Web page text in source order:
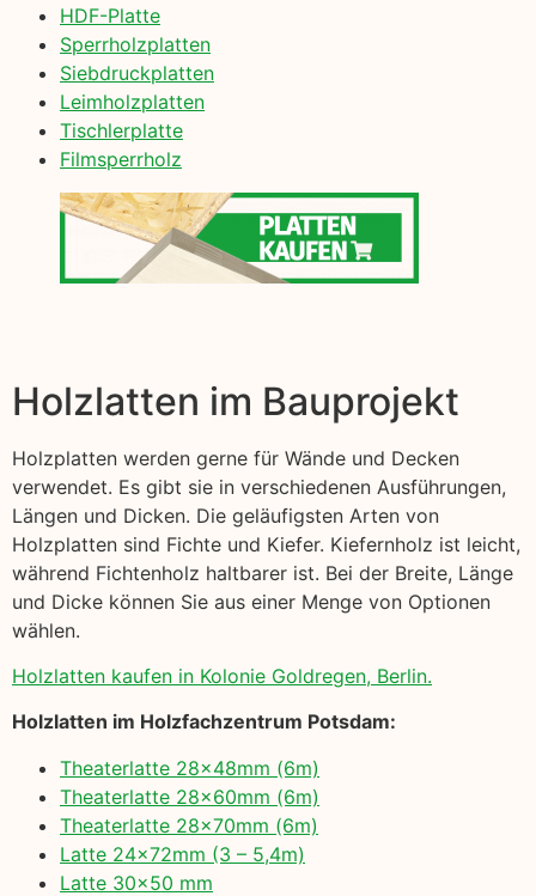
HDF-Platte
Sperrholzplatten
Siebdruckplatten
Leimholzplatten
Tischlerplatte
Filmsperrholz
Holzlatten im Bauprojekt
Holzplatten werden gerne für Wände und Decken
verwendet. Es gibt sie in verschiedenen Ausführungen,
Längen und Dicken. Die geläufigsten Arten von
Holzplatten sind Fichte und Kiefer. Kiefernholz ist leicht,
während Fichtenholz haltbarer ist. Bei der Breite, Länge
und Dicke können Sie aus einer Menge von Optionen
wählen.
Holzlatten kaufen in Kolonie Goldregen, Berlin.
Holzlatten im Holzfachzentrum Potsdam:
Theaterlatte 28x48mm (6m)
Theaterlatte 28x60mm (6m)
Theaterlatte 28x70mm (6m)
Latte 24x72mm (3 – 5,4m)
Latte 30×50 mm